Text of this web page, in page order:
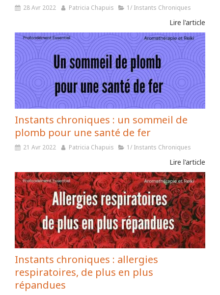
28 Avr 2022 Patricia Chapuis 1/ Instants Chroniques
Lire l'article
Instants chroniques : un sommeil de
plomb pour une santé de fer
21 Avr 2022 Patricia Chapuis 1/ Instants Chroniques
Lire l'article
Instants chroniques : allergies
respiratoires, de plus en plus
répandues